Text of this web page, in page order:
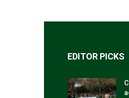
EDITOR PICKS